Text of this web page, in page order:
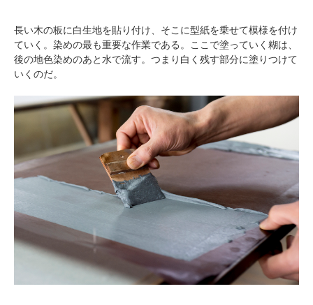
長い木の板に白生地を貼り付け、そこに型紙を乗せて模様を付け
ていく。染めの最も重要な作業である。ここで塗っていく糊は、
後の地色染めのあと水で流す。つまり白く残す部分に塗りつけて
いくのだ。
pecodogs
いぬ部をフォロー
pecocats
ねこ部をフォロー
アプリをダウンロードする